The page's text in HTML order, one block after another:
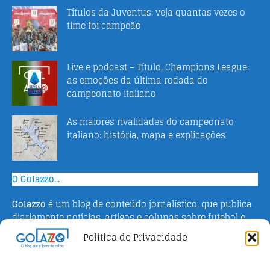
Política de Privacidade
Títulos da Juventus: veja quantas vezes o
time foi campeão
Live e podcast – Título, Champions League:
as emoções da última rodada do
campeonato italiano
As maiores rivalidades do campeonato
italiano: história, mapa e explicações
O Golazzo...
Golazzo é um blog de conteúdo jornalístico, que publica
diariamente notícias, artigos e colunas sobre futebol e
campeonato italiano. Fundado em 2016 pelo jornalista
Adriano Bertin, o site tem como objetivo informar o